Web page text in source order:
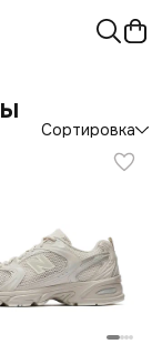
Сортировка